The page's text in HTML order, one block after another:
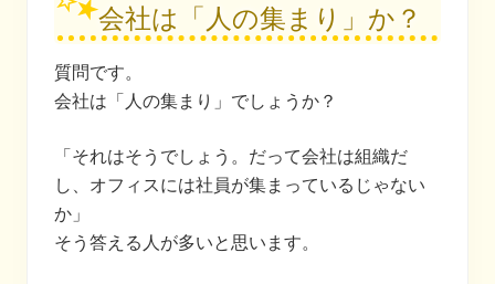
会社は「人の集まり」か？
質問です。
会社は「人の集まり」でしょうか？
「それはそうでしょう。だって会社は組織だ
し、オフィスには社員が集まっているじゃない
か」
そう答える人が多いと思います。